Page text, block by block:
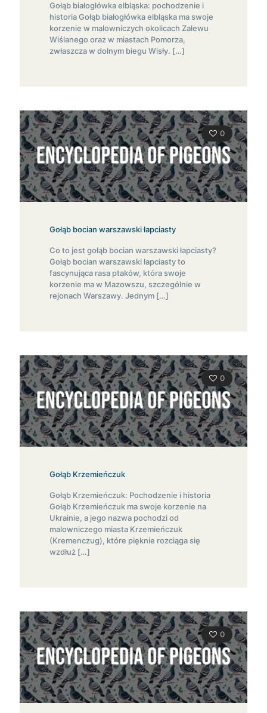
Gołąb białogłówka elbląska: pochodzenie i
historia Gołąb białogłówka elbląska ma swoje
korzenie w malowniczych okolicach Zalewu
Wiślanego oraz w miastach Pomorza,
zwłaszcza w dolnym biegu Wisły. […]
0
Gołąb bocian warszawski łapciasty
Co to jest gołąb bocian warszawski łapciasty?
Gołąb bocian warszawski łapciasty to
fascynująca rasa ptaków, która swoje
korzenie ma w Mazowszu, szczególnie w
rejonach Warszawy. Jednym […]
0
Gołąb Krzemieńczuk
Gołąb Krzemieńczuk: Pochodzenie i historia
Gołąb Krzemieńczuk ma swoje korzenie na
Ukrainie, a jego nazwa pochodzi od
malowniczego miasta Krzemieńczuk
(Kremenczug), które pięknie rozciąga się
wzdłuż […]
0